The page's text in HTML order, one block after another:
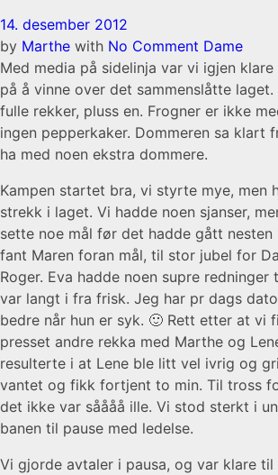
14. desember 2012
by Marthe with No Comment Dame
Med media på sidelinja var vi igjen
på å vinne over det sammenslåtte
fulle rekker, pluss en. Frogner er ikke
ingen pepperkaker. Dommeren sa klart
ha med noen ekstra dommere.
Kampen startet bra, vi styrte mye, men
strekk i laget. Vi hadde noen sjanser,
sette noe mål før det hadde gått nesten
fant Maren foran mål, til stor jubel for
Roger. Eva hadde noen supre
var langt i fra frisk. Jeg har pr dags
bedre når hun er syk. 🙂 Rett etter at vi
presset andre rekka med Marthe og
resulterte i at Lene ble litt vel ivrig og
vantet og fikk fortjent to min. Til tross
det ikke var såååå ille. Vi stod sterkt i
banen til pause med ledelse.
Vi gjorde avtaler i pausa, og var klare